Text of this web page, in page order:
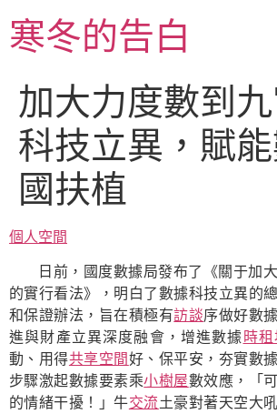
至
主寒冬的告白
加大力度數到
科技立異，賦
國扶植
個人空間
日前，國度數據局發布了《關于加
的實行看法》，明白了數據科技立異的
和保證辦法，旨在積極有訪談序做好數
進與財產立異深度融會，增進數據 時
動、用得共享空間好、保平安，夯實數
步驟激起數據要素乘小樹屋數效應，「
的情緒干擾！」牛交流土豪對著天空大